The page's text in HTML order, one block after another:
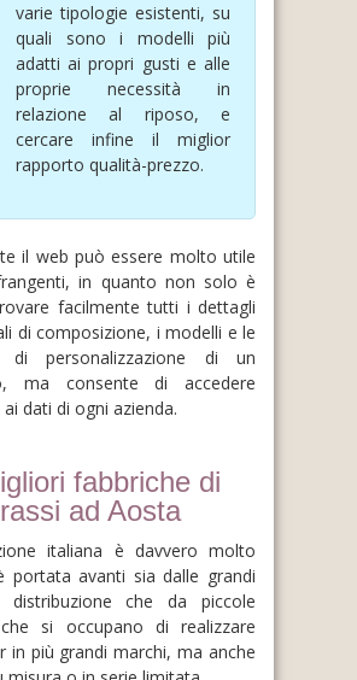
varie tipologie esistenti, su
quali sono i modelli più
adatti ai propri gusti e alle
proprie necessità in
relazione al riposo, e
cercare infine il miglior
rapporto qualità-prezzo.
il web può essere molto utile
in quanto non solo è
facilmente tutti i dettagli
di composizione, i modelli e le
di personalizzazione di un
ma consente di accedere
dati di ogni azienda.
fabbriche di
ad Aosta
italiana è davvero molto
portata avanti sia dalle grandi
distribuzione che da piccole
si occupano di realizzare
in più grandi marchi, ma anche